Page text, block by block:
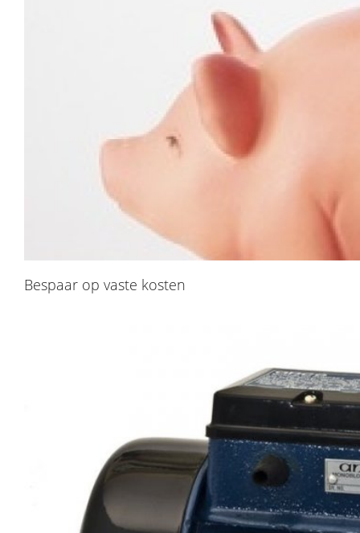
​Bespaar op vaste kosten